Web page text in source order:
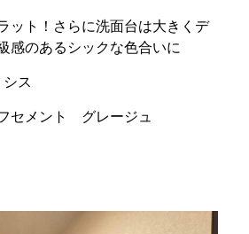
ット！さらに洗面台は大きくデ
感のあるシックな色合いに
ス
セメント グレージュ